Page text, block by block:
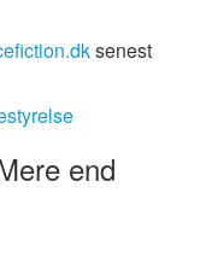
senest
end